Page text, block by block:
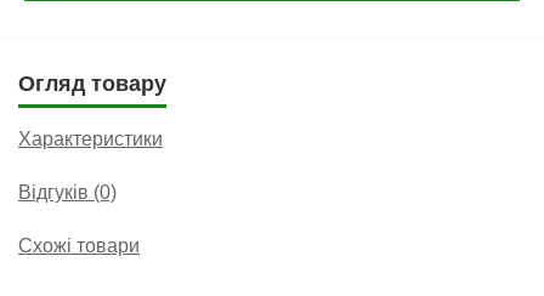
Огляд товару
Характеристики
Відгуків (0)
Схожі товари